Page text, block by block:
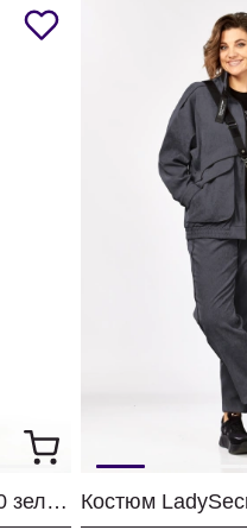
Костюм LadySecret 26260 зеленый